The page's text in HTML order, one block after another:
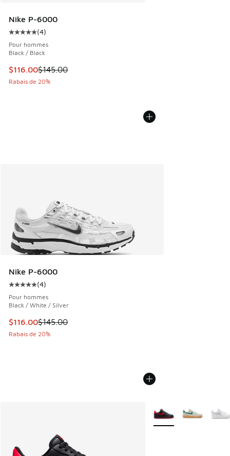
Nike P-6000
Cote moyenne du client - [5 sur 5 étoiles], 4 commentaires
(4)
Pour hommes
Black / Black
Cet article est en solde. Le prix est passé de $145.00 à
$116.00$145.00
Rabais de 20%
Nike P-6000
Cote moyenne du client - [5 sur 5 étoiles], 4 commentaires
(4)
Pour hommes
Black / White / Silver
Cet article est en solde. Le prix est passé de $145.00 à
$116.00$145.00
Rabais de 20%
Plus de couleurs